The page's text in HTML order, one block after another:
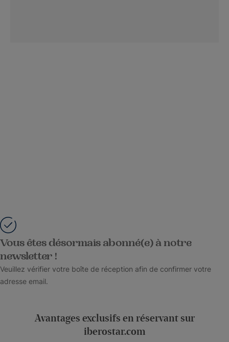
Vous êtes désormais abonné(e) à notre
newsletter !
Veuillez vérifier votre boîte de réception afin de confirmer votre
adresse email.
Avantages exclusifs en réservant sur
iberostar.com